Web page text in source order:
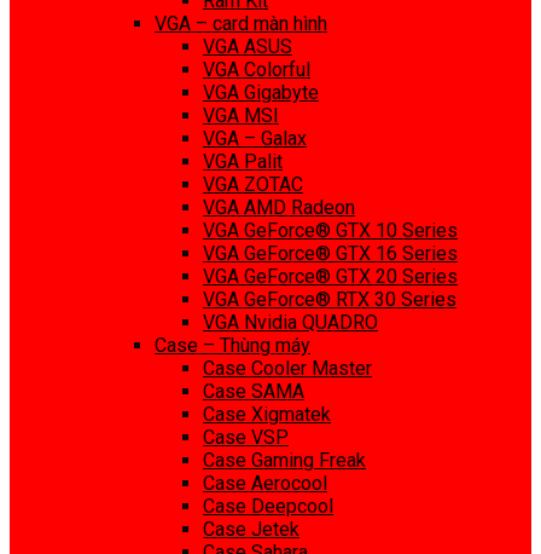
VGA – card màn hình
VGA ASUS
VGA Colorful
VGA Gigabyte
VGA MSI
VGA – Galax
VGA Palit
VGA ZOTAC
VGA AMD Radeon
VGA GeForce® GTX 10 Series
VGA GeForce® GTX 16 Series
VGA GeForce® GTX 20 Series
VGA GeForce® RTX 30 Series
VGA Nvidia QUADRO
Case – Thùng máy
Case Cooler Master
Case SAMA
Case Xigmatek
Case VSP
Case Gaming Freak
Case Aerocool
Case Deepcool
Case Jetek